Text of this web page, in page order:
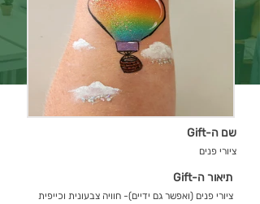
שם ה-Gift
ציורי פנים
תיאור ה-Gift
ציורי פנים (ואפשר גם ידיים)- חוויה צבעונית וכייפית